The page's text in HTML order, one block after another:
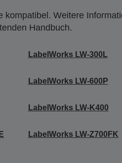
kompatibel. Weitere
Handbuch.
LabelWorks LW-300L
LabelWorks LW-600P
LabelWorks LW-K400
LabelWorks LW-Z700FK